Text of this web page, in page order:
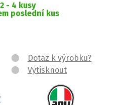
- 4 kusy
poslední kus
Dotaz k výrobku?
Vytisknout